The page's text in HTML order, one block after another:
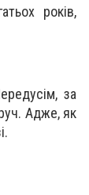
років,
за
Адже, як